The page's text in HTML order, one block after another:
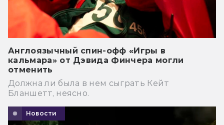
Англоязычный спин-офф «Игры в
кальмара» от Дэвида Финчера могли
отменить
Должна ли была в нем сыграть Кейт
Бланшетт, неясно.
Новости